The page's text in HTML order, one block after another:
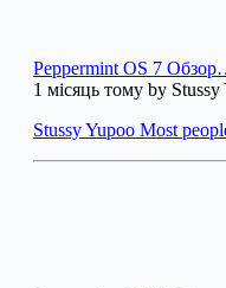
Peppermint OS 7
1 місяць тому by Stussy
Stussy Yupoo Most